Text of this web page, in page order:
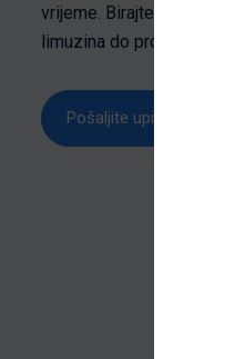
vrijeme. Birajte između
limuzina do prostranih
Pošaljite upit